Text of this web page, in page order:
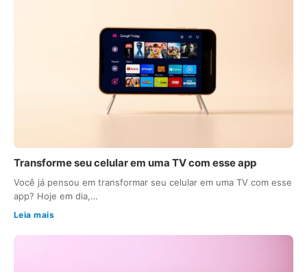
Transforme seu celular em uma TV com esse app
Você já pensou em transformar seu celular em uma TV com esse
app? Hoje em dia,…
Leia mais